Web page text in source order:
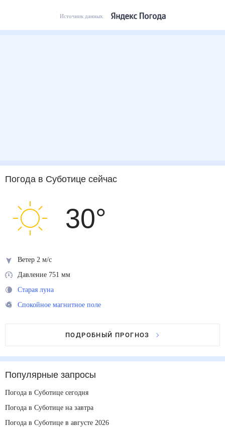
Источник данных
Погода в Суботицесейчас
30°
Ветер 2 м/с
Давление 751 мм
Старая луна
Спокойное магнитное поле
ПОДРОБНЫЙ ПРОГНОЗ
Популярные запросы
Погода в Суботице сегодня
Погода в Суботице на завтра
Погода в Суботице в августе 2026